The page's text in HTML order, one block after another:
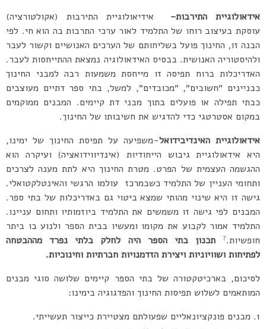
אידאולוגיית התירבות– אידיאולוגיית התירבות (אקולטורציה)
עוסקת בעיצוב רוחו של התלמיד לאור ערכי התרבות בה הוא חי. לפי
הבנה זו, החינוך פועל בשליחותם של הערכים האנושיים וקשור לעבר
ולהיסטוריה האנושית. בבסיס האידאולוגיה נמצאת ההתייחסות לעבר.
האדריכלות ברוח תפיסה זו מייחסת משמעות רבה למבני החינוך
כבניינים ״חשובים״, ״מכובדים״, למשל, בתי ספר דתיים מעוצבים
כבתי תפילה או פועלים בתוך מבני דת קיימים. המבנים ממוקמים
במקום אסטרטגי כדי להדגיש את חשיבותו של החינוך.
אידאולוגיית האינדיבידואל-משפיעה על תפיסת החינוך של ימינו,
היא אידאולוגיית גיבוש הייחודיות (אינדיווידואציה) ועיקרה הוא
ההגשמה העצמית של הפרט. מטרת החינוך היא לתת מענה לצרכים
ותחומי העניין של התלמיד כשבמרכז עולמו הרגשי והאינטלקטואלי.
גישה זו היא שינוי מהותי שמצא ביטוי גם באדריכלות של בתי ספר.
המבנים לפי גישה זו משמשים את התלמיד ביוזמותיו ותחום עניינו.
התלמיד אמור לקבוע את מקומו ומעשיו בבית הספר ולנוע בו ביתר
חופשיות.7
תכנון בתי הספר היה לחלק בלתי נפרד מההבטחה
לפתיחות ושוויוניות ויצירת הזדמנויות חברתיות וחינוכיות.
לסיכום, בארכיטקטורה של בתי הספר קיימים שלושה סוגי מבנים
המותאמים לשלוש תפיסות החינוך והפדגוגיה בימינו:
מבנים פונקציונאליים שפעולתם מצטיירת כייצור תעשייתי.